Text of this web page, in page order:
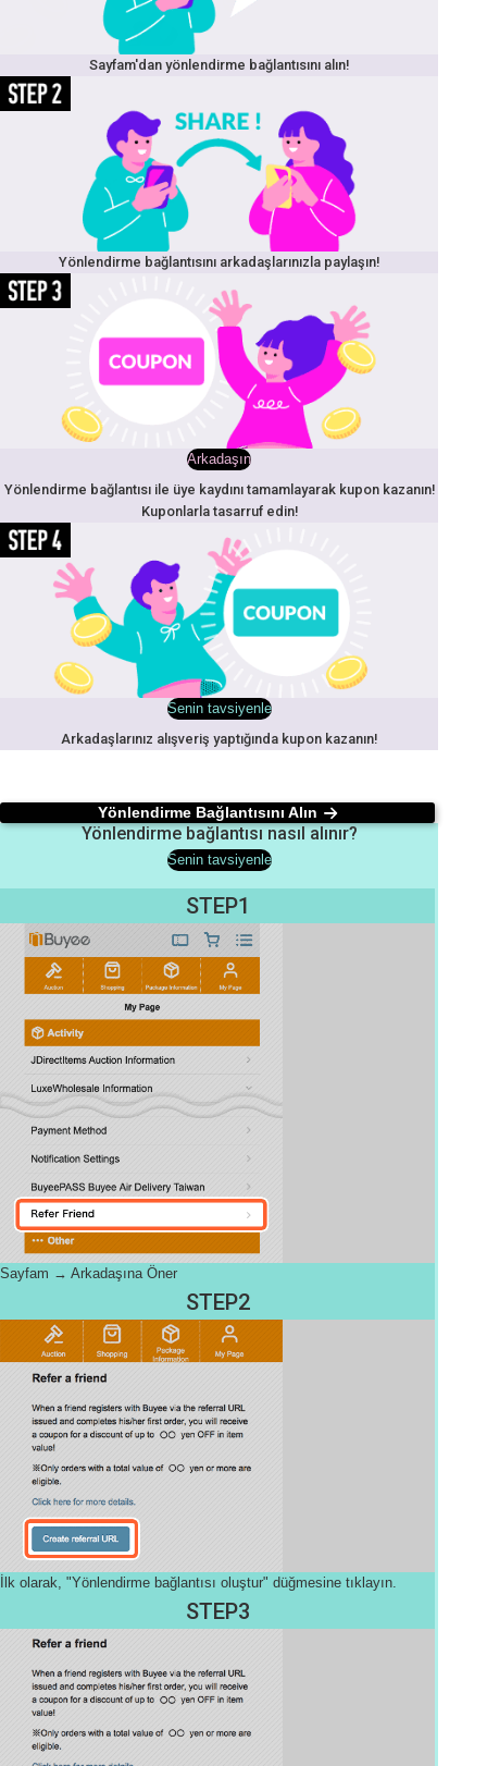
Sayfam'dan yönlendirme bağlantısını alın!
Yönlendirme bağlantısını arkadaşlarınızla paylaşın!
Arkadaşın
Yönlendirme bağlantısı ile üye kaydını tamamlayarak kupon kazanın!
Kuponlarla tasarruf edin!
Senin tavsiyenle
Arkadaşlarınız alışveriş yaptığında kupon kazanın!
Yönlendirme Bağlantısını Alın
Yönlendirme bağlantısı nasıl alınır?
Senin tavsiyenle
STEP1
Sayfam → Arkadaşına Öner
STEP2
İlk olarak, "Yönlendirme bağlantısı oluştur" düğmesine tıklayın.
STEP3